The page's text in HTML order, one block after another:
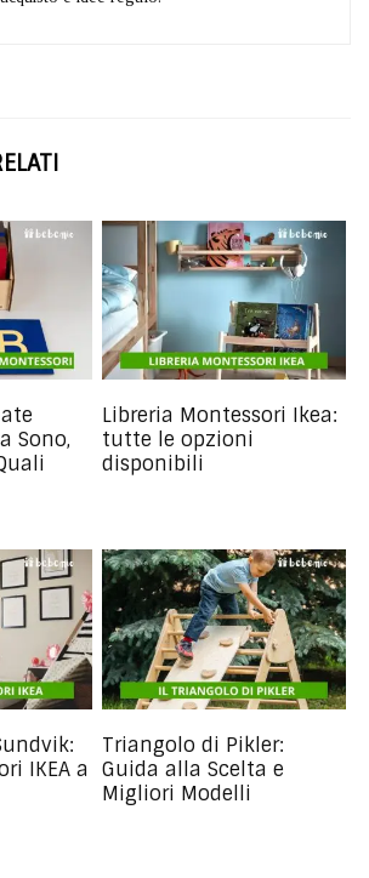
Sono,
Libreria Montessori Ikea:
tutte le opzioni
disponibili
IKEA a
Triangolo di Pikler:
Guida alla Scelta e
Migliori Modelli